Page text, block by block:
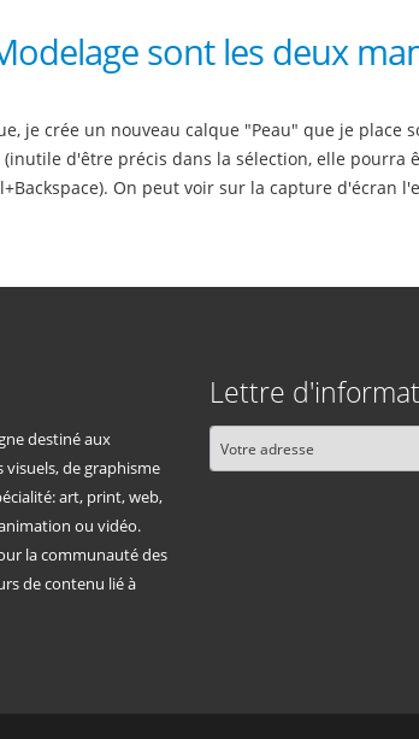
sont les deux
je crée un nouveau calque "Peau" que je place
d'être précis dans la sélection, elle
On peut voir sur la capture d'écran
destiné aux
de graphisme
art, print, web,
ou vidéo.
la communauté des
de contenu lié à
Lettre